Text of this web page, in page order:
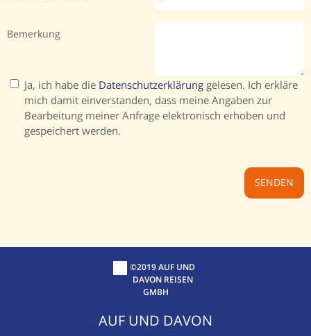
Bemerkung
Ja, ich habe die Datenschutzerklärung gelesen. Ich erkläre
mich damit einverstanden, dass meine Angaben zur
Bearbeitung meiner Anfrage elektronisch erhoben und
gespeichert werden.
©2019 AUF UND
DAVON REISEN
GMBH
AUF UND DAVON